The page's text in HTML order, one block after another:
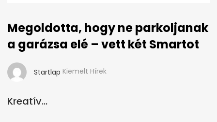
Megoldotta, hogy ne parkoljanak
a garázsa elé – vett két Smartot
Startlap Kiemelt Hírek
Kreatív...